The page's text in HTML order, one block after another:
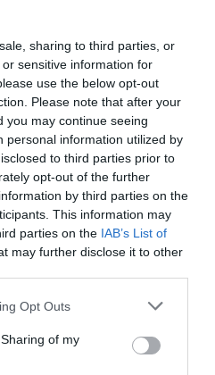
sharing to third parties, or
sensitive information for
use the below opt-out
Please note that after your
you may continue seeing
personal information utilized by
to third parties prior to
opt-out of the further
by third parties on the
This information may
parties on the IAB’s List of
may further disclose it to other
Opt Outs
of my
com a font preferida de
gratuïta
últimes notícies d'actualitat